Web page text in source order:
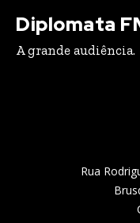
Diplomata
A grande audiência.
Rua